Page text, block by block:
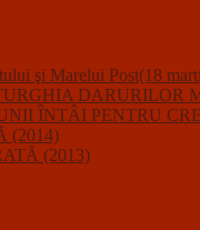
şi Marelui Post(18
DARURILOR
ÎNTÂI PENTRU
(2014)
(2013)